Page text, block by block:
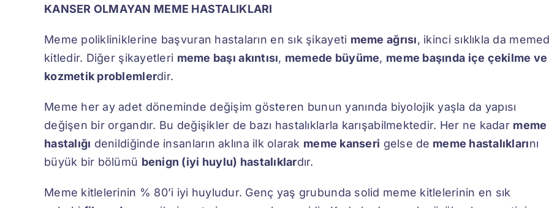
KANSER OLMAYAN MEME HASTALIKLARI
Meme polikliniklerine başvuran hastaların en sık şikayeti meme ağrısı, ikinci sıklıkla da
kitledir. Diğer şikayetleri meme başı akıntısı, memede büyüme, meme başında içe çekilme ve
kozmetik problemlerdir.
Meme her ay adet döneminde değişim gösteren bunun yanında biyolojik yaşla da yapısı
değişen bir organdır. Bu değişikler de bazı hastalıklarla karışabilmektedir. Her ne kadar meme
hastalığı denildiğinde insanların aklına ilk olarak meme kanseri gelse de meme hastalıklarını
büyük bir bölümü benign (iyi huylu) hastalıklardır.
Meme kitlelerinin % 80’i iyi huyludur. Genç yaş grubunda solid meme kitlelerinin en sık